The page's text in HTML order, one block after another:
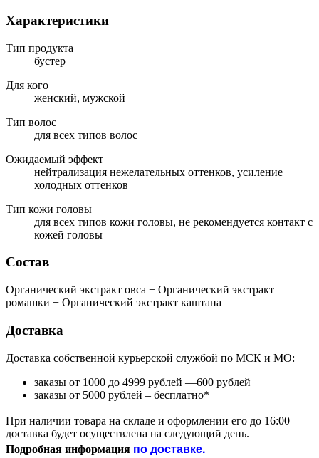
Характеристики
Тип продукта
бустер
Для кого
женский, мужской
Тип волос
для всех типов волос
Ожидаемый эффект
нейтрализация нежелательных оттенков, усиление
холодных оттенков
Тип кожи головы
для всех типов кожи головы, не рекомендуется контакт с
кожей головы
Состав
Органический экстракт овса + Органический экстракт
ромашки + Органический экстракт каштана
Доставка
Доставка собственной курьерской службой по МСК и МО:
заказы от 1000 до 4999 рублей —600 рублей
заказы от 5000 рублей – бесплатно*
При наличии товара на складе и оформлении его до 16:00
доставка будет осуществлена на следующий день.
Подробная информация подоставке.